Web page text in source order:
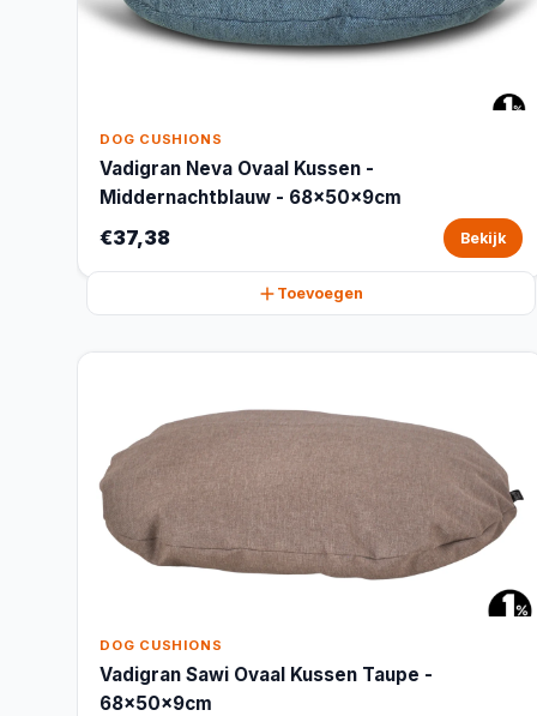
DOG CUSHIONS
Vadigran Neva Ovaal Kussen -
Middernachtblauw - 68x50x9cm
€37,38 Bekijk
Toevoegen
DOG CUSHIONS
Vadigran Sawi Ovaal Kussen Taupe -
68x50x9cm